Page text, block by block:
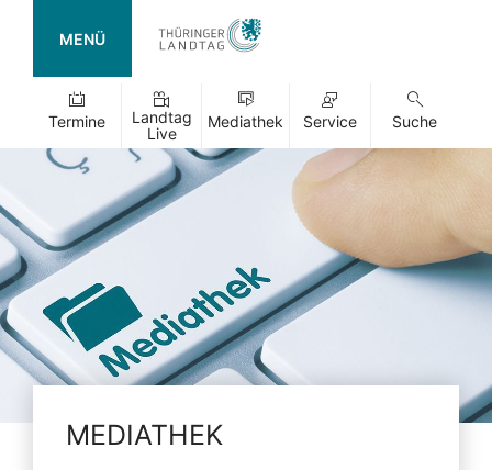
MENÜ
Termine
Landtag
Live
Mediathek Service Suche
MEDIATHEK